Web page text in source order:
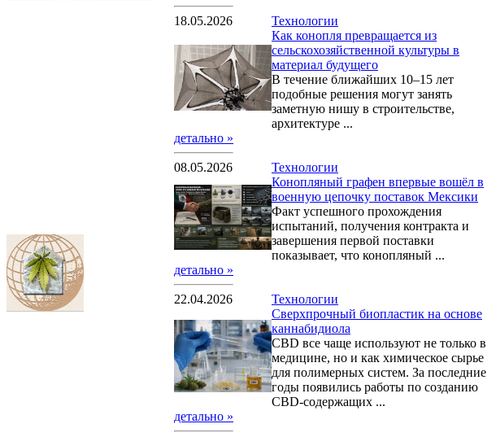
18.05.2026
Технологии
Как конопля превращается из
сельскохозяйственной культуры в
материал будущего
В течение ближайших 10–15 лет
подобные решения могут занять
заметную нишу в строительстве,
архитектуре ...
детально »
08.05.2026
Технологии
Конопляный графен впервые вошёл в
военную цепочку поставок Мексики
Факт успешного прохождения
испытаний, получения контракта и
завершения первой поставки
показывает, что конопляный ...
детально »
22.04.2026
Технологии
Сверхпрочный биопластик на основе
каннабидиола
CBD все чаще используют не только в
медицине, но и как химическое сырье
для полимерных систем. За последние
годы появились работы по созданию
CBD-содержащих ...
детально »